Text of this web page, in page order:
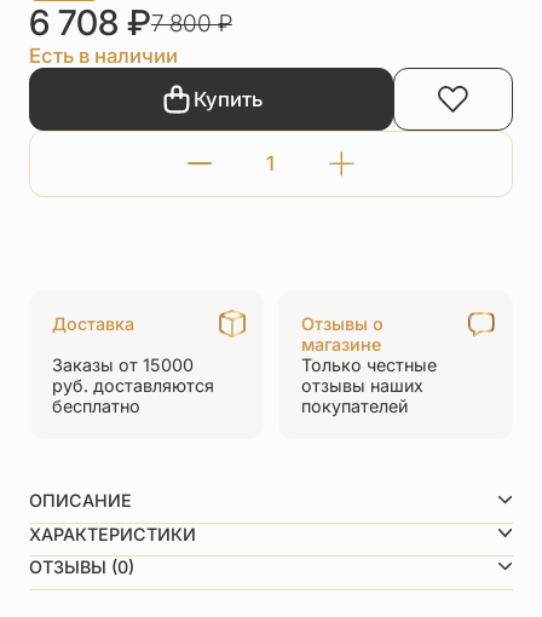
6 708 ₽7 800₽
Есть в наличии
Купить
Количество
«КРЭ28»сз
бирюзовый
Доставка
Заказы от 15000
руб. доставляются
бесплатно
Отзывы о
магазине
Только честные
отзывы наших
покупателей
ОПИСАНИЕ
ХАРАКТЕРИСТИКИ
Вид металлаСеребро 925 пробы
ОТЗЫВЫ (0)